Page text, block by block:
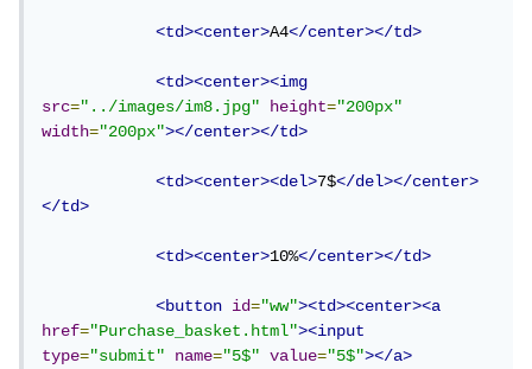
<td><center>A4</center></td>
<td><center><img
src="../images/im8.jpg" height="200px"
width="200px"></center></td>
<td><center><del>7$</del></center>
</td>
<td><center>10%</center></td>
<button id="ww"><td><center><a
href="Purchase_basket.html"><input
type="submit" name="5$" value="5$"></a>